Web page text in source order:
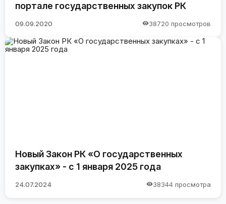
портале государственных закупок РК
09.09.2020 38720 просмотров
Новый Закон РК «О государственных
закупках» - с 1 января 2025 года
24.07.2024 38344 просмотра